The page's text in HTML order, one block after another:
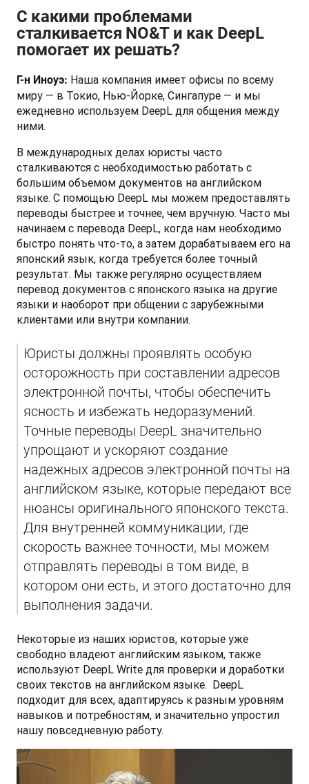
С какими проблемами
сталкивается NO&T и как DeepL
помогает их решать?
Г-н Иноуэ: Наша компания имеет офисы по всему
миру — в Токио, Нью-Йорке, Сингапуре — и мы
ежедневно используем DeepL для общения между
ними.
В международных делах юристы часто
сталкиваются с необходимостью работать с
большим объемом документов на английском
языке. С помощью DeepL мы можем предоставлять
переводы быстрее и точнее, чем вручную. Часто мы
начинаем с перевода DeepL, когда нам необходимо
быстро понять что-то, а затем дорабатываем его на
японский язык, когда требуется более точный
результат. Мы также регулярно осуществляем
перевод документов с японского языка на другие
языки и наоборот при общении с зарубежными
клиентами или внутри компании.
Юристы должны проявлять особую
осторожность при составлении адресов
электронной почты, чтобы обеспечить
ясность и избежать недоразумений.
Точные переводы DeepL значительно
упрощают и ускоряют создание
надежных адресов электронной почты на
английском языке, которые передают все
нюансы оригинального японского текста.
Для внутренней коммуникации, где
скорость важнее точности, мы можем
отправлять переводы в том виде, в
котором они есть, и этого достаточно для
выполнения задачи.
Некоторые из наших юристов, которые уже
свободно владеют английским языком, также
используют DeepL Write для проверки и доработки
своих текстов на английском языке.  DeepL
подходит для всех, адаптируясь к разным уровням
навыков и потребностям, и значительно упростил
нашу повседневную работу.